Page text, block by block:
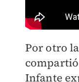
Por otro
Infante